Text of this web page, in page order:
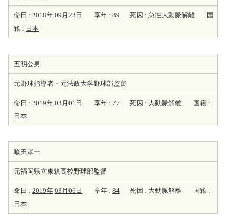
命日 : 2018年 09月23日 享年 : 89 死因 : 急性大動脈解離
国
籍 : 日本
五明公男
元野球指導者・元法政大学野球部監督
命日 : 2019年 03月01日 享年 : 77 死因 : 大動脈解離
国籍 :
日本
喰田孝一
元福岡県立東筑高校野球部監督
命日 : 2019年 03月06日 享年 : 84 死因 : 大動脈解離
国籍 :
日本